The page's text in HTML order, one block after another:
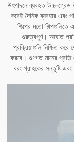
উৎপাদনে ব্যবহৃত উচ্চ-গ্রেড
করেই দৈনিক ব্যবহার এবং
শিল্পের মতো শিল্পগুলিতে
গুরুত্বপূর্ণ। আঘাত
প্রক্রিয়াগুলি নিশ্চিত
করবে। গুণগত মানের
বরং গ্রাহকের সন্তুষ্টি